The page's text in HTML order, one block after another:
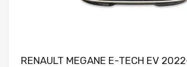
RENAULT MEGANE E-TECH EV